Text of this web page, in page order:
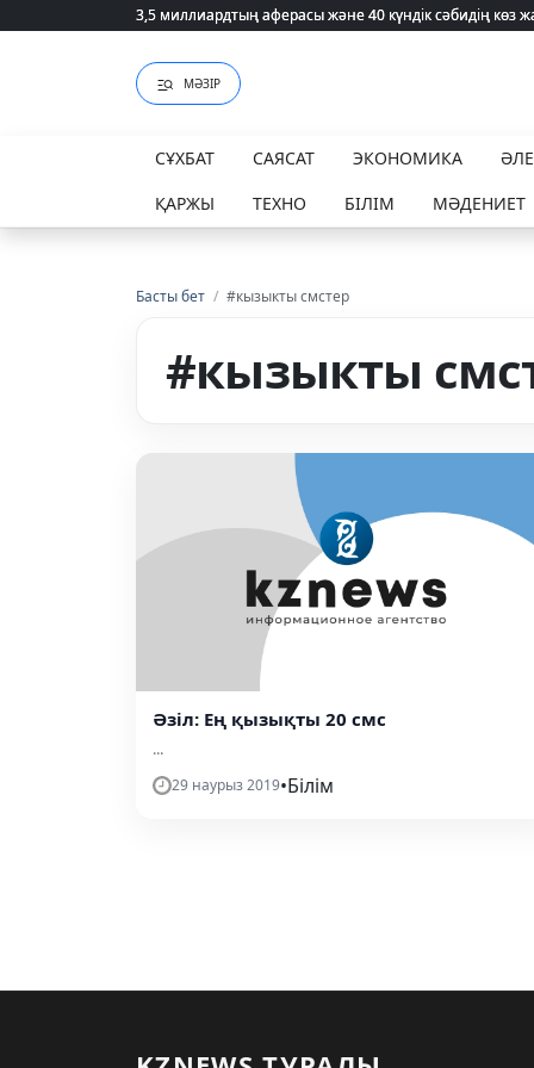
3,5 миллиардтың аферасы және 40 күндік сәбидің
3,5 миллиардтың аферасы және 40 күндік сәбидің
МӘЗІР
СҰХБАТ САЯСАТ ЭКОНОМИКА
ҚАРЖЫ
ТЕХНО БІЛІМ МӘДЕНИЕТ
Басты бет / #кызыкты смстер
#кызыкты
Әзіл: Ең қызықты 20 смс
...
29 наурыз 2019•Білім